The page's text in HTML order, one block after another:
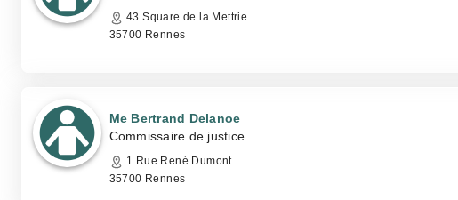
43 Square de la Mettrie
35700 Rennes
Me Bertrand Delanoe
Commissaire de justice
1 Rue René Dumont
35700 Rennes